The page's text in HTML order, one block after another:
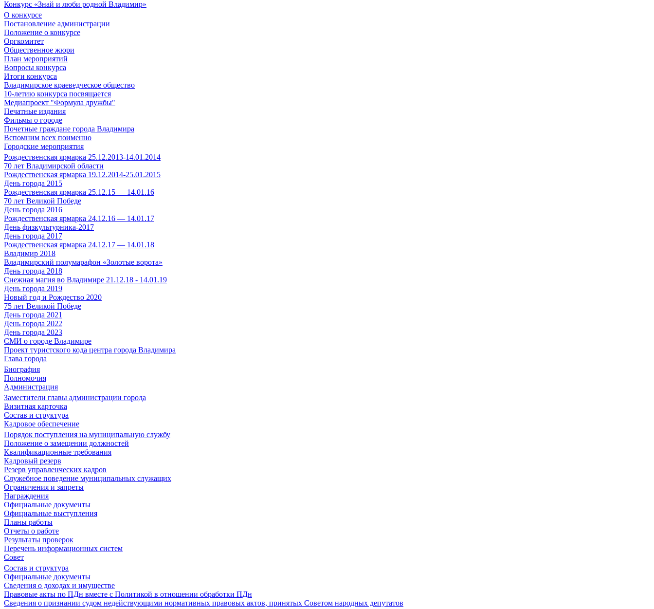
Конкурс «Знай и люби родной Владимир»
О конкурсе
Постановление администрации
Положение о конкурсе
Оргкомитет
Общественное жюри
План мероприятий
Вопросы конкурса
Итоги конкурса
Владимирское краеведческое общество
10-летию конкурса посвящается
Медиапроект "Формула дружбы"
Печатные издания
Фильмы о городе
Почетные граждане города Владимира
Вспомним всех поименно
Городские мероприятия
Рождественская ярмарка 25.12.2013-14.01.2014
70 лет Владимирской области
Рождественская ярмарка 19.12.2014-25.01.2015
День города 2015
Рождественская ярмарка 25.12.15 — 14.01.16
70 лет Великой Победе
День города 2016
Рождественская ярмарка 24.12.16 — 14.01.17
День физкультурника-2017
День города 2017
Рождественская ярмарка 24.12.17 — 14.01.18
Владимир 2018
Владимирский полумарафон «Золотые ворота»
День города 2018
Снежная магия во Владимире 21.12.18 - 14.01.19
День города 2019
Новый год и Рождество 2020
75 лет Великой Победе
День города 2021
День города 2022
День города 2023
СМИ о городе Владимире
Проект туристского кода центра города Владимира
Глава города
Биография
Полномочия
Администрация
Заместители главы администрации города
Визитная карточка
Состав и структура
Кадровое обеспечение
Порядок поступления на муниципальную службу
Положение о замещении должностей
Квалификационные требования
Кадровый резерв
Резерв управленческих кадров
Служебное поведение муниципальных служащих
Ограничения и запреты
Награждения
Официальные документы
Официальные выступления
Планы работы
Отчеты о работе
Результаты проверок
Перечень информационных систем
Совет
Состав и структура
Официальные документы
Сведения о доходах и имуществе
Правовые акты по ПДн вместе с Политикой в отношении обработки ПДн
Сведения о признании судом недействующими нормативных правовых актов, принятых Советом народных депутатов